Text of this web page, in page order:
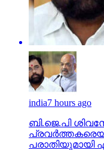
india7 hours ago
ബി.ജെ.പി